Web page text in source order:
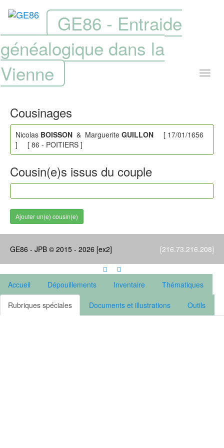
GE86 - Entraide
généalogique dans la
Vienne
Cousinages
Nicolas BOISSON & Marguerite GUILLON [ 17/01/1656
] [ 86 - POITIERS ]
Cousin(e)s issus du couple
Ajouter un(e) cousin(e)
GE86 - JPB © 2015 - 2026 [ex2] [216.73.216.208]
Accueil Dépouillements Inventaire Thématiques
Rubriques spéciales Documents et illustrations Outils